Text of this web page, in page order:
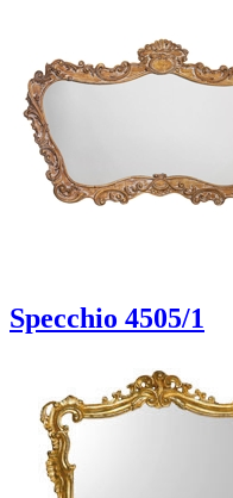
Specchio 4505/1